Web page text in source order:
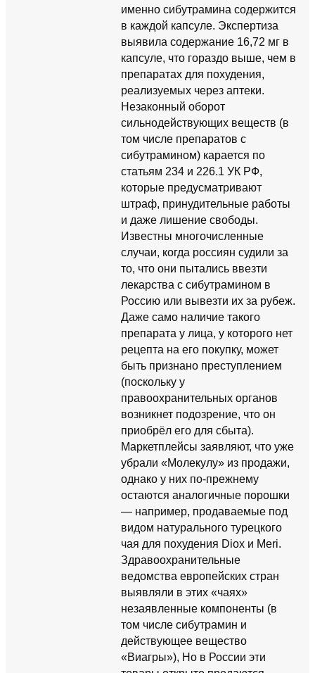
именно сибутрамина содержится
в каждой капсуле. Экспертиза
выявила содержание 16,72 мг в
капсуле, что гораздо выше, чем в
препаратах для похудения,
реализуемых через аптеки.
Незаконный оборот
сильнодействующих веществ (в
том числе препаратов с
сибутрамином) карается по
статьям 234 и 226.1 УК РФ,
которые предусматривают
штраф, принудительные работы
и даже лишение свободы.
Известны многочисленные
случаи, когда россиян судили за
то, что они пытались ввезти
лекарства с сибутрамином в
Россию или вывезти их за рубеж.
Даже само наличие такого
препарата у лица, у которого нет
рецепта на его покупку, может
быть признано преступлением
(поскольку у
правоохранительных органов
возникнет подозрение, что он
приобрёл его для сбыта).
Маркетплейсы заявляют, что уже
убрали «Молекулу» из продажи,
однако у них по-прежнему
остаются аналогичные порошки
— например, продаваемые под
видом натурального турецкого
чая для похудения Diox и Meri.
Здравоохранительные
ведомства европейских стран
выявляли в этих «чаях»
незаявленные компоненты (в
том числе сибутрамин и
действующее вещество
«Виагры»), Но в России эти